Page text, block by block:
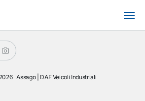
Assago DAF Veicoli Industriali